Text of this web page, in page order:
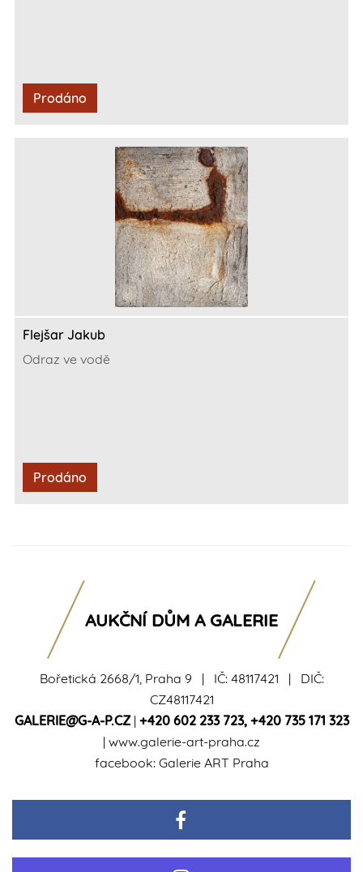
Prodáno
Flejšar Jakub
Odraz ve vodě
Prodáno
Bořetická 2668/1, Praha 9 | IČ: 48117421 | DIČ:
CZ48117421
GALERIE@G-A-P.CZ| +420 602 233 723, +420 735 171 323
| www.galerie-art-praha.cz
facebook: Galerie ART Praha
AUKČNÍ DŮM A GALERIE